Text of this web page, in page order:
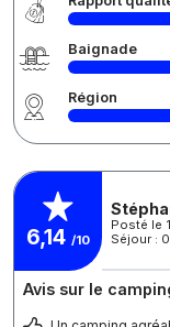
Baignade
Région
6,14 /10
Posté le
Séjour :
Avis sur le